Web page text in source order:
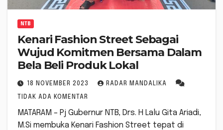
NTB
Kenari Fashion Street Sebagai
Wujud Komitmen Bersama Dalam
Bela Beli Produk Lokal
18 NOVEMBER 2023 RADAR MANDALIKA
TIDAK ADA KOMENTAR
MATARAM – Pj Gubernur NTB, Drs. H Lalu Gita Ariadi,
M.Si membuka Kenari Fashion Street tepat di